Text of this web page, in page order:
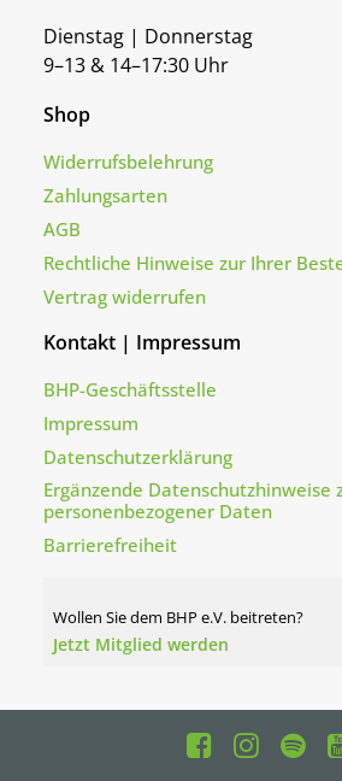
Dienstag | Donnerstag
9–13 & 14–17:30 Uhr
Shop
Widerrufsbelehrung
Zahlungsarten
AGB
Rechtliche Hinweise zur Ihrer
Vertrag widerrufen
Kontakt | Impressum
BHP-Geschäftsstelle
Impressum
Datenschutzerklärung
Ergänzende Datenschutzhinweise
personenbezogener Daten
Barrierefreiheit
Wollen Sie dem BHP e.V. beitreten?
Jetzt Mitglied werden